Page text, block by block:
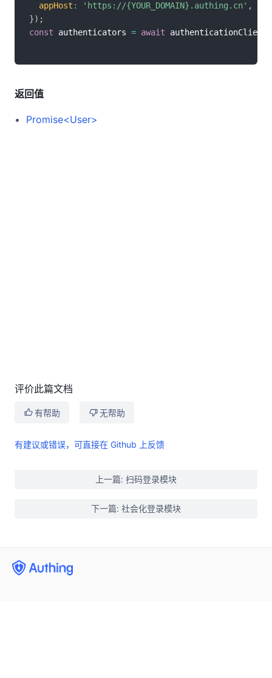
appHost : 'https://{YOUR_DOMAIN}.authing.cn' ,
}) ;
const authenticators = await authenticationClient
返回值
Promise<User>
评价此篇文档
有帮助 无帮助
有建议或错误，可直接在 Github 上反馈
上一篇: 扫码登录模块
下一篇: 社会化登录模块